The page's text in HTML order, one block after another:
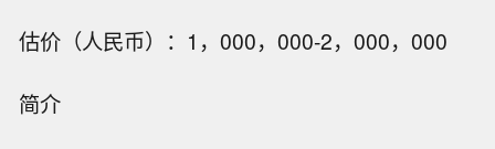
估价（人民币）：1，000，000-2，000，000
简介